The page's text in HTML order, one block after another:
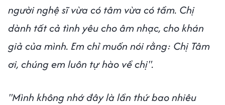
người nghệ sĩ vừa có tâm vừa có tầm. Chị
dành tất cả tình yêu cho âm nhạc, cho khán
giả của mình. Em chỉ muốn nói rằng: Chị Tâm
ơi, chúng em luôn tự hào về chị".
"Mình không nhớ đây là lần thứ bao nhiêu